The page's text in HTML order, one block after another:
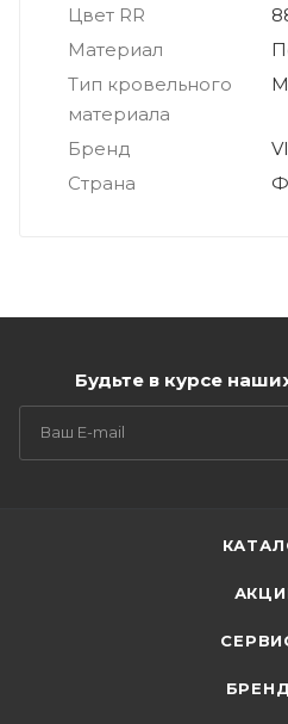
Цвет RR
Материал
Тип кровельного
материала
Бренд
Страна
Будьте в курсе